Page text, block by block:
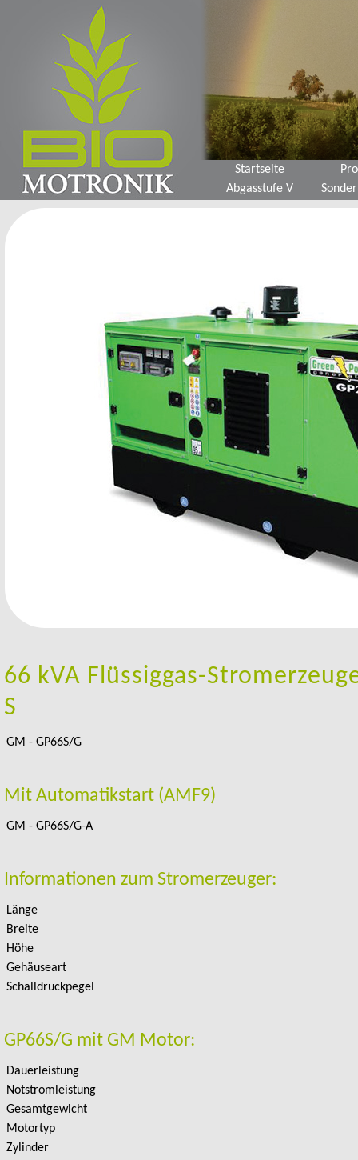
Startseite
Abgasstufe V
66 kVA Flüssiggas-
S
GM - GP66S/G
Mit Automatikstart (AMF9)
GM - GP66S/G-A
Informationen zum Stromerzeuger:
Länge
Breite
Höhe
Gehäuseart
Schalldruckpegel
GP66S/G mit GM Motor:
Dauerleistung
Notstromleistung
Gesamtgewicht
Motortyp
Zylinder